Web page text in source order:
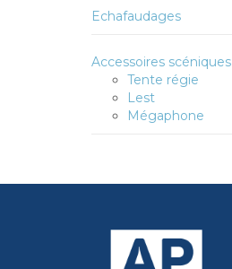
Echafaudages
Accessoires scéniques
Tente régie
Lest
Mégaphone